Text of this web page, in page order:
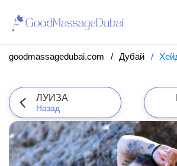
goodmassagedubai.com Дубай
ЛУИЗА
Назад